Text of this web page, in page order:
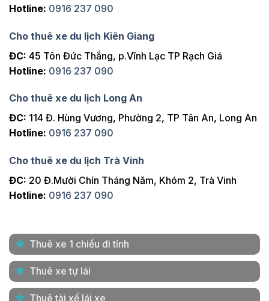
Hotline: 0916 237 090
Cho thuê xe du lịch Kiên Giang
ĐC: 45 Tôn Đức Thắng, p.Vĩnh Lạc TP Rạch Giá
Hotline: 0916 237 090
Cho thuê xe du lịch Long An
ĐC: 114 Đ. Hùng Vương, Phường 2, TP Tân An, Long An
Hotline: 0916 237 090
Cho thuê xe du lịch Trà Vinh
ĐC: 20 Đ.Mười Chín Tháng Năm, Khóm 2, Trà Vinh
Hotline: 0916 237 090
Thuê xe 1 chiều đi tỉnh
Thuê xe tự lái
Thuê tài xế lái xe